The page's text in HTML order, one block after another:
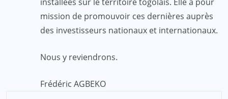
mission de promouvoir ces dernières auprès
des investisseurs nationaux et internationaux.
Nous y reviendrons.
Frédéric AGBEKO